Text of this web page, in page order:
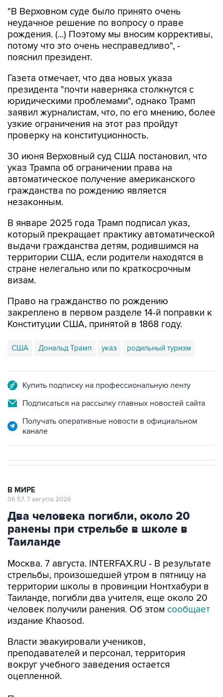
"В Верховном суде было принято очень
неудачное решение по вопросу о праве
рождения. (...) Поэтому мы вносим коррективы,
потому что это очень несправедливо", -
пояснил президент.
Газета отмечает, что два новых указа
президента "почти наверняка столкнутся с
юридическими проблемами", однако Трамп
заявил журналистам, что, по его мнению, более
узкие ограничения на этот раз пройдут
проверку на конституционность.
30 июня Верховный суд США постановил, что
указ Трампа об ограничении права на
автоматическое получение американского
гражданства по рождению является
незаконным.
В январе 2025 года Трамп подписал указ,
который прекращает практику автоматической
выдачи гражданства детям, родившимся на
территории США, если родители находятся в
стране нелегально или по краткосрочным
визам.
Право на гражданство по рождению
закреплено в первом разделе 14-й поправки к
Конституции США, принятой в 1868 году.
США Дональд Трамп указ родильный туризм
Купить подписку на профессиональную ленту
Подписаться на рассылку главных новостей сайта
Получать оперативные новости в официальном
канале
В МИРЕ
06:57, 7 августа 2026
Два человека погибли, около 20
ранены при стрельбе в школе в
Таиланде
Москва. 7 августа. INTERFAX.RU - В результате
стрельбы, произошедшей утром в пятницу на
территории школы в провинции Нонтхабури в
Таиланде, погибли два учителя, еще около 20
человек получили ранения. Об этом сообщает
издание Khaosod.
Власти эвакуировали учеников,
преподавателей и персонал, территория
вокруг учебного заведения остается
оцепленной.